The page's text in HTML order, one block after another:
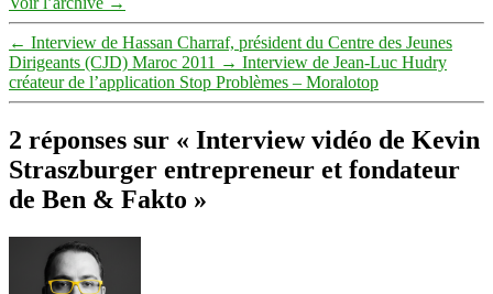
← Interview de Hassan Charraf, président du Centre des Jeunes
Dirigeants (CJD) Maroc 2011 → Interview de Jean-Luc Hudry
créateur de l’application Stop Problèmes – Moralotop
2 réponses sur « Interview vidéo de Kevin
Straszburger entrepreneur et fondateur
de Ben & Fakto »